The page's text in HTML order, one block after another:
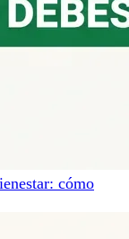
cómo